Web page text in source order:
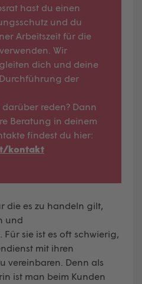
hast du einen
und du
Arbeitszeit für die
Wir
dich und deine
der
reden? Dann
Beratung in deinem
findest du hier:
kontakt
die es zu handeln gilt,
und
Für sie ist es oft schwierig,
mit ihren
vereinbaren. Denn als
ist man beim Kunden